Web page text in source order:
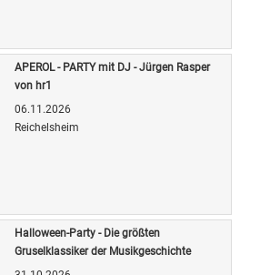
APEROL - PARTY mit DJ - Jürgen Rasper
von hr1
06.11.2026
Reichelsheim
Halloween-Party - Die größten
Gruselklassiker der Musikgeschichte